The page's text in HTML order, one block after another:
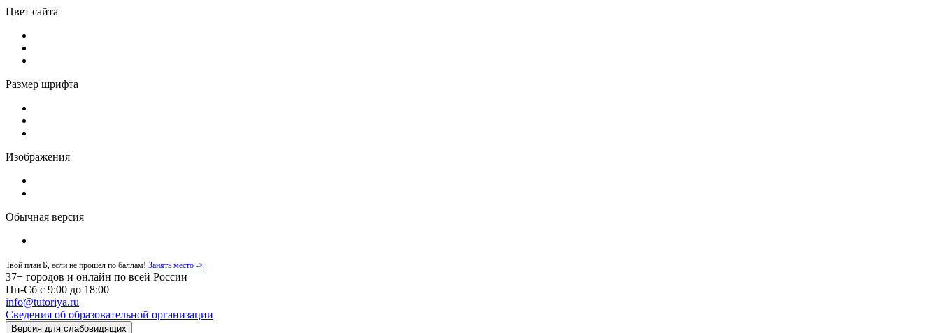
Цвет сайта
Размер шрифта
Изображения
Обычная версия
Твой план Б, если не прошел по баллам! Занять место ->
37+ городов и онлайн по всей России
Пн-Сб с 9:00 до 18:00
info@tutoriya.ru
Сведения об образовательной организации
Версия для слабовидящих